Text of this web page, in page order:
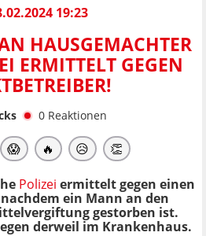
19:23
HAUSGEMACHTER
ERMITTELT GEGEN
0 Reaktionen
😱 🔥 😥 👏
Polizei ermittelt gegen einen
ein Mann an den
gestorben ist.
derweil im Krankenhaus.